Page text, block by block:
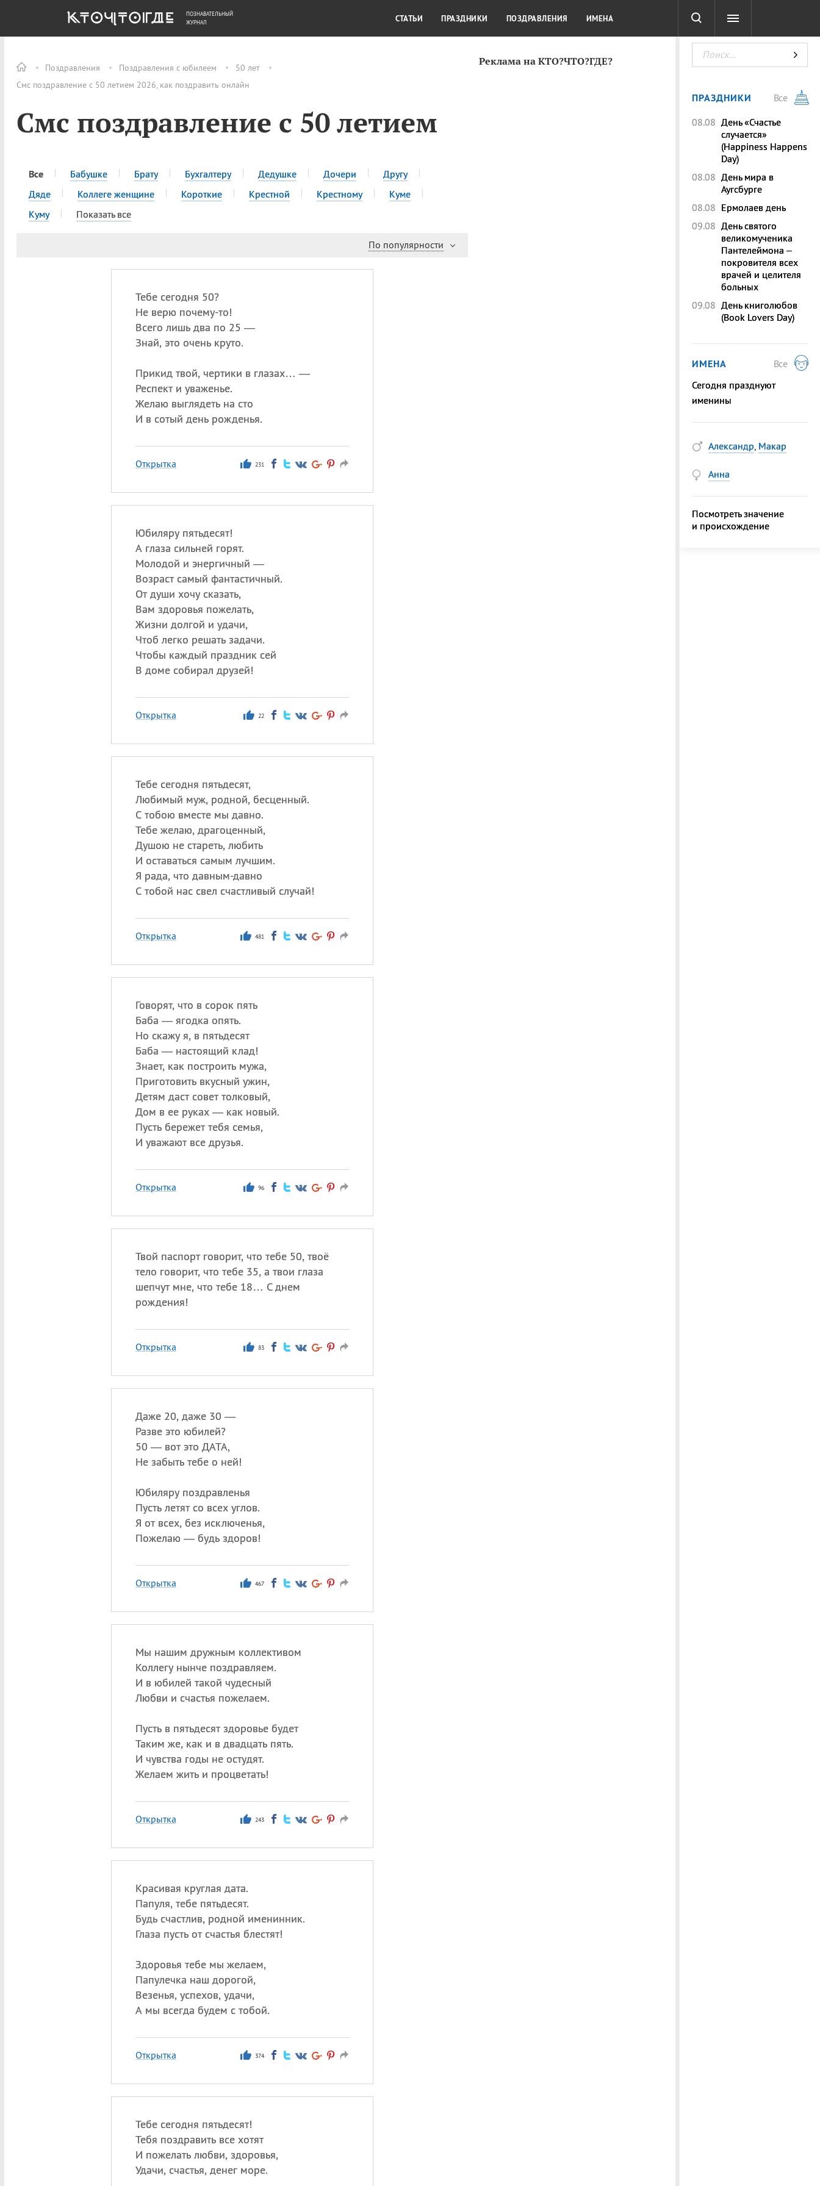
Поздравления Поздравления с юбилеем
50 лет
Смс поздравление с 50 летием 2026, как поздравить онлайн
Смс поздравление с 50 летием
Все Бабушке Брату Бухгалтеру Дедушке Дочери
Другу
Дяде
Коллеге женщине Короткие Крестной Крестному
Куме
Куму
Показать все
По популярности
Тебе сегодня 50?
Не верю почему-то!
Всего лишь два по 25 —
Знай, это очень круто.
Прикид твой, чертики в глазах… —
Респект и уваженье.
Желаю выглядеть на сто
И в сотый день рожденья.
Открытка 231
Юбиляру пятьдесят!
А глаза сильней горят.
Молодой и энергичный —
Возраст самый фантастичный.
От души хочу сказать,
Вам здоровья пожелать,
Жизни долгой и удачи,
Чтоб легко решать задачи.
Чтобы каждый праздник сей
В доме собирал друзей!
Открытка 22
Тебе сегодня пятьдесят,
Любимый муж, родной, бесценный.
С тобою вместе мы давно.
Тебе желаю, драгоценный,
Душою не стареть, любить
И оставаться самым лучшим.
Я рада, что давным-давно
С тобой нас свел счастливый случай!
Открытка 481
Говорят, что в сорок пять
Баба — ягодка опять.
Но скажу я, в пятьдесят
Баба — настоящий клад!
Знает, как построить мужа,
Приготовить вкусный ужин,
Детям даст совет толковый,
Дом в ее руках — как новый.
Пусть бережет тебя семья,
И уважают все друзья.
Открытка 96
Твой паспорт говорит, что тебе 50, твоё
тело говорит, что тебе 35, а твои глаза
шепчут мне, что тебе 18… С днем
рождения!
Открытка 83
Даже 20, даже 30 —
Разве это юбилей?
50 — вот это ДАТА,
Не забыть тебе о ней!
Юбиляру поздравленья
Пусть летят со всех углов.
Я от всех, без исключенья,
Пожелаю — будь здоров!
Открытка 467
Мы нашим дружным коллективом
Коллегу нынче поздравляем.
И в юбилей такой чудесный
Любви и счастья пожелаем.
Пусть в пятьдесят здоровье будет
Таким же, как и в двадцать пять.
И чувства годы не остудят.
Желаем жить и процветать!
Открытка 243
Красивая круглая дата.
Папуля, тебе пятьдесят.
Будь счастлив, родной именинник.
Глаза пусть от счастья блестят!
Здоровья тебе мы желаем,
Папулечка наш дорогой,
Везенья, успехов, удачи,
А мы всегда будем с тобой.
Открытка 374
Тебе сегодня пятьдесят!
Тебя поздравить все хотят
И пожелать любви, здоровья,
Удачи, счастья, денег море.
Реклама на КТО?ЧТО?ГДЕ?
ОБЩЕСТВО ДЕНЬГИ КУЛЬТУРА КРАСОТА ТЕСТЫ
ПОЗНАВАТЕЛЬНЫЙ
ЖУРНАЛ
СТАТЬИ ПРАЗДНИКИ ПОЗДРАВЛЕНИЯ ИМЕНА
ПРАЗДНИКИ
Все
08.08 День «Счастье
случается»
(Happiness Happens
Day)
08.08 День мира в
Аугсбурге
08.08 Ермолаев день
09.08 День святого
великомученика
Пантелеймона –
покровителя всех
врачей и целителя
больных
09.08 День книголюбов
(Book Lovers Day)
ИМЕНА
Все
Сегодня празднуют
именины
Александр, Макар
Анна
Посмотреть значение
и происхождение